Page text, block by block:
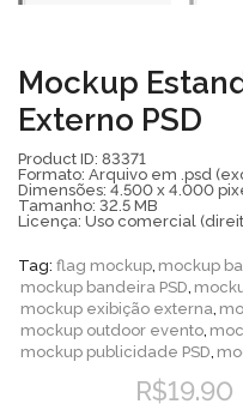
Mockup
Externo PSD
Product ID: 83371
Formato: Arquivo em .psd
Dimensões: 4.500 x 4.000
Tamanho: 32.5 MB
Licença: Uso comercial
Tag: flag mockup, mockup
mockup bandeira PSD,
mockup exibição externa,
mockup outdoor evento,
mockup publicidade PSD,
R$19.90